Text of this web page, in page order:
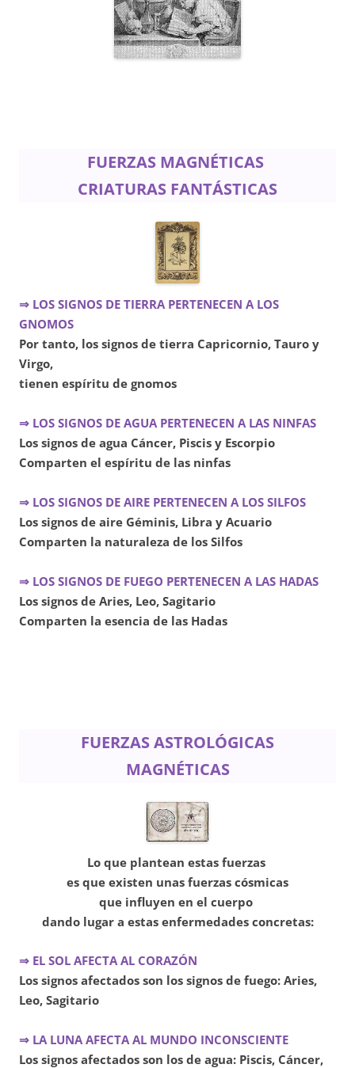
FUERZAS MAGNÉTICAS
CRIATURAS FANTÁSTICAS
⇒ LOS SIGNOS DE TIERRA PERTENECEN A LOS
GNOMOS
Por tanto, los signos de tierra Capricornio, Tauro y
Virgo,
tienen espíritu de gnomos
⇒ LOS SIGNOS DE AGUA PERTENECEN A LAS NINFAS
Los signos de agua Cáncer, Piscis y Escorpio
Comparten el espíritu de las ninfas
⇒ LOS SIGNOS DE AIRE PERTENECEN A LOS SILFOS
Los signos de aire Géminis, Libra y Acuario
Comparten la naturaleza de los Silfos
⇒ LOS SIGNOS DE FUEGO PERTENECEN A LAS HADAS
Los signos de Aries, Leo, Sagitario
Comparten la esencia de las Hadas
FUERZAS ASTROLÓGICAS
MAGNÉTICAS
Lo que plantean estas fuerzas
es que existen unas fuerzas cósmicas
que influyen en el cuerpo
dando lugar a estas enfermedades concretas:
⇒ EL SOL AFECTA AL CORAZÓN
Los signos afectados son los signos de fuego: Aries,
Leo, Sagitario
⇒ LA LUNA AFECTA AL MUNDO INCONSCIENTE
Los signos afectados son los de agua: Piscis, Cáncer,